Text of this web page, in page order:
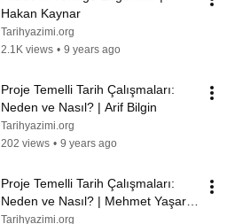
Hakan Kaynar
Tarihyazimi.org
2.1K views • 9 years ago
Proje Temelli Tarih Çalışmaları:
Neden ve Nasıl? | Arif Bilgin
Tarihyazimi.org
202 views • 9 years ago
Proje Temelli Tarih Çalışmaları:
Neden ve Nasıl? | Mehmet Yaşar
Ertaş
Tarihyazimi.org